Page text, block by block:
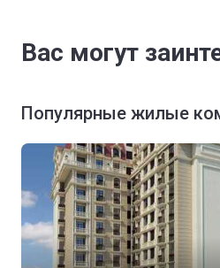
Вас могут
Популярные жилые